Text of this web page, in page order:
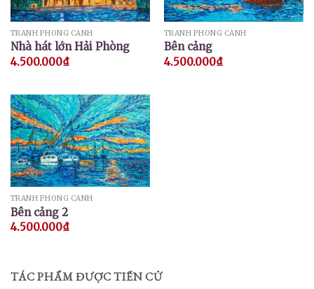
TRANH PHONG CẢNH
Nhà hát lớn Hải Phòng
4.500.000₫
TRANH PHONG CẢNH
Bên cảng
4.500.000₫
TRANH PHONG CẢNH
Bên cảng 2
4.500.000₫
TÁC PHẨM ĐƯỢC TIẾN CỬ